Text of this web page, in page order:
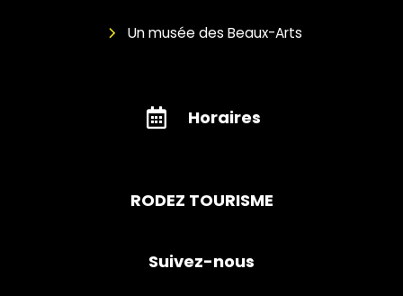
Un musée des Beaux-Arts
Horaires
RODEZ TOURISME
Suivez-nous